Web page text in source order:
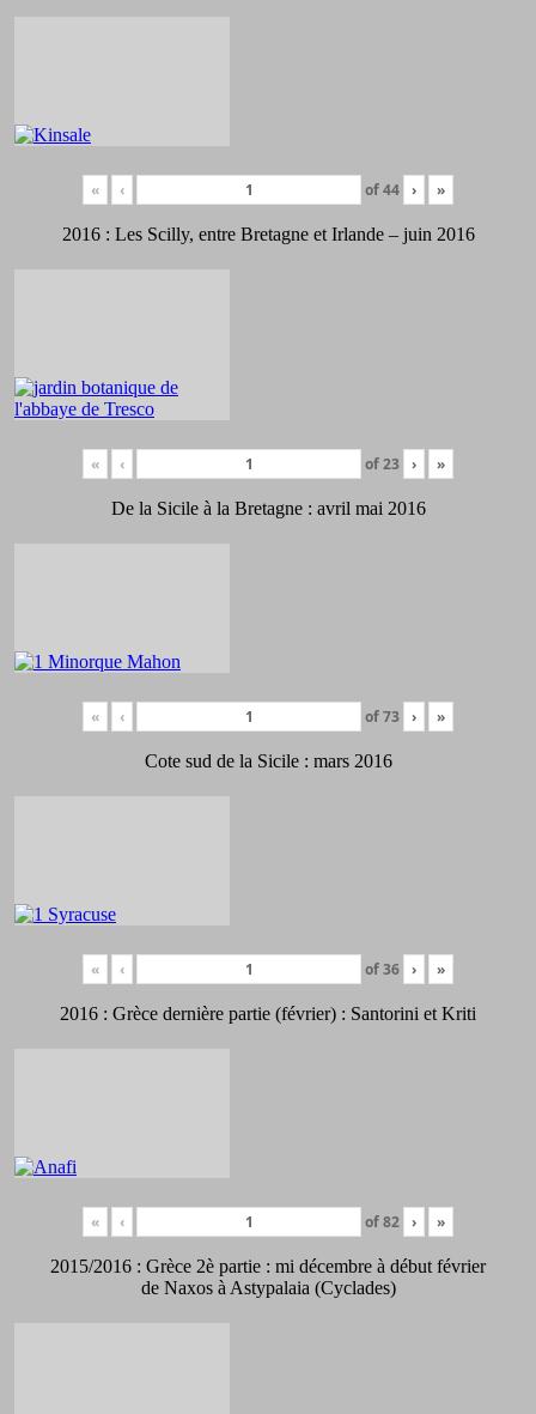
« ‹ of44 › »
2016 : Les Scilly, entre Bretagne et Irlande – juin 2016
« ‹ of23 › »
De la Sicile à la Bretagne : avril mai 2016
« ‹ of73 › »
Cote sud de la Sicile : mars 2016
« ‹ of36 › »
2016 : Grèce dernière partie (février) : Santorini et Kriti
« ‹ of82 › »
2015/2016 : Grèce 2è partie : mi décembre à début février
de Naxos à Astypalaia (Cyclades)